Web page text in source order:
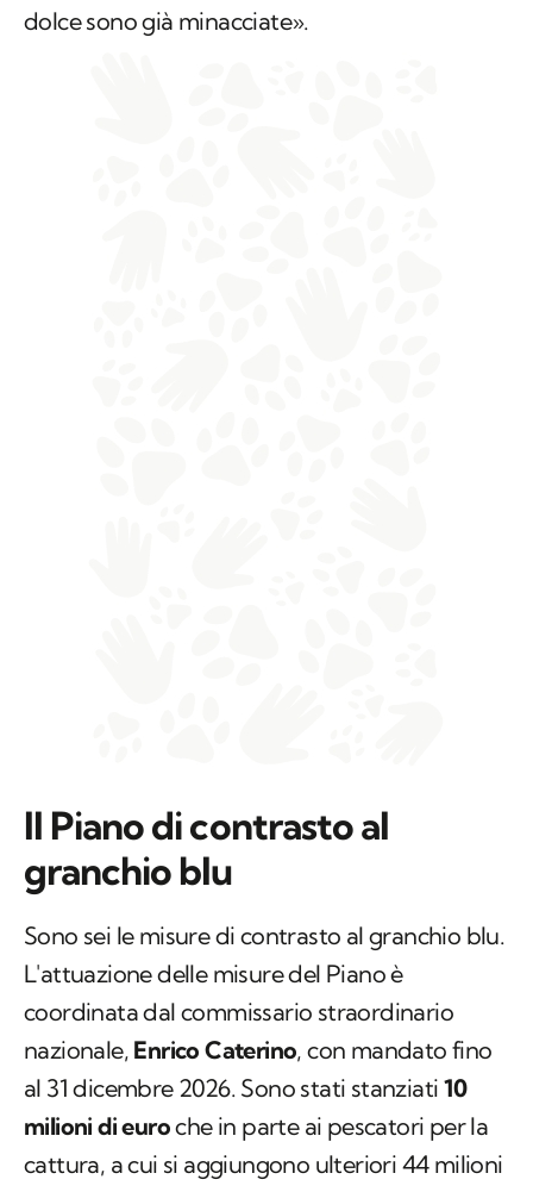
dolce sono già minacciate».
Il Piano di contrasto al
granchio blu
Sono sei le misure di contrasto al granchio blu.
L'attuazione delle misure del Piano è
coordinata dal commissario straordinario
nazionale, Enrico Caterino, con mandato fino
al 31 dicembre 2026. Sono stati stanziati 10
milioni di euroche in parte ai pescatori per la
cattura, a cui si aggiungono ulteriori 44 milioni